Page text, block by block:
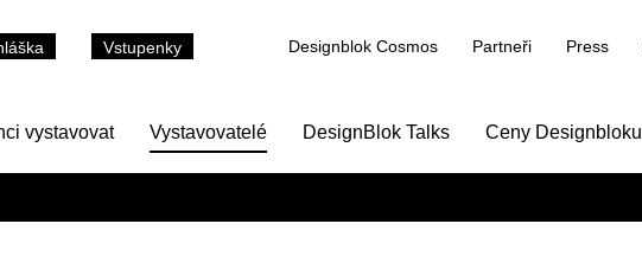
Vstupenky Designblok Cosmos Partneři Press
vystavovat Vystavovatelé DesignBlok Talks Ceny Designbloku